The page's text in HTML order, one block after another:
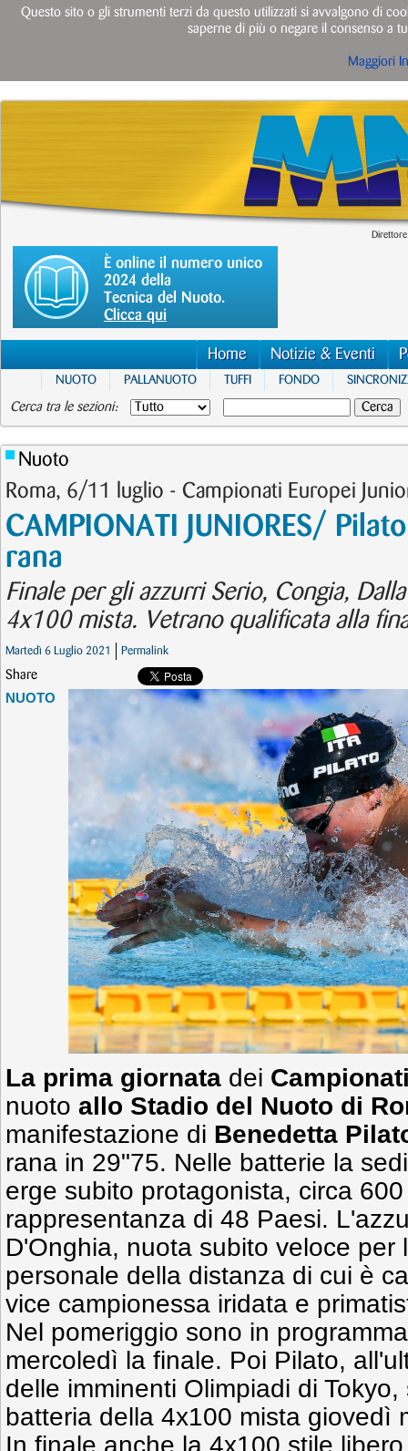
È online il numero unico
2024 della
Tecnica del Nuoto.
Clicca qui
Home Notizie & Eventi
NUOTO PALLANUOTO TUFFI FONDO
Cerca tra le sezioni:
Nuoto
Roma, 6/11 luglio - Campionati Europei
CAMPIONATI JUNIORES/
rana
Finale per gli azzurri Serio, Congia,
4x100 mista. Vetrano qualificata alla
Martedì 6 Luglio 2021 Permalink
Share
NUOTO
La prima giornata dei
nuoto allo Stadio del Nuoto di
manifestazione di Benedetta
rana in 29"75. Nelle batterie la
erge subito protagonista, circa
rappresentanza di 48 Paesi.
D'Onghia, nuota subito veloce per
personale della distanza di cui è
vice campionessa iridata e
Nel pomeriggio sono in
mercoledì la finale. Poi Pilato,
delle imminenti Olimpiadi di
batteria della 4x100 mista giovedì
In finale anche la 4x100 stile
Questo sito o gli strumenti terzi da questo utilizzati si avvalgono di
saperne di più o negare il consenso a
Maggiori